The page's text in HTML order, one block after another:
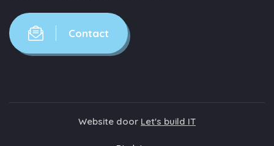
Contact
Website door Let's build IT